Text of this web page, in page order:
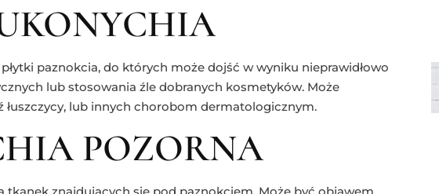
paznokcia, do których może dojść w wyniku nieprawidłowo
lub stosowania źle dobranych kosmetyków. Może
łuszczycy, lub innych chorobom dermatologicznym.
POZORNA